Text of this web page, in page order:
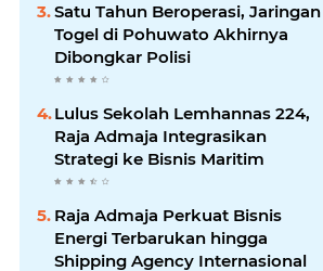
Satu Tahun Beroperasi, Jaringan
Togel di Pohuwato Akhirnya
Dibongkar Polisi
Lulus Sekolah Lemhannas 224,
Raja Admaja Integrasikan
Strategi ke Bisnis Maritim
Raja Admaja Perkuat Bisnis
Energi Terbarukan hingga
Shipping Agency Internasional